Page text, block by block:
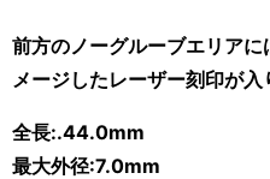
前方のノーグルーブエリア
メージしたレーザー刻印が入
全長:.44.0mm
最大外径:7.0mm